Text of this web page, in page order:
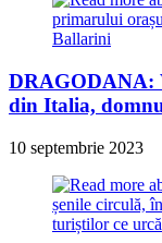
DRAGODANA:
din Italia,
10 septembrie 2023